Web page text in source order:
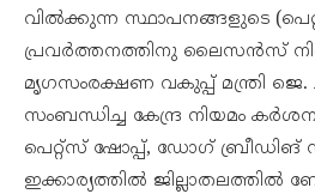
വിൽക്കുന്ന സ്ഥാപനങ്ങളുടെ
പ്രവർത്തനത്തിനു ലൈസൻസ്
മൃഗസംരക്ഷണ വകുപ്പ് മന്ത്രി
സംബന്ധിച്ച കേന്ദ്ര നിയമം
പെറ്റ്സ് ഷോപ്പ്, ഡോഗ് ബ്രീഡിങ്
ഇക്കാര്യത്തിൽ